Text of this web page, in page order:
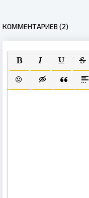
КОММЕНТАРИЕВ (2)
ПОЛУЖИРНЫЙ
КУРСИВ
ВСТАВИТЬ СМАЙЛИК
ВСТАВКА